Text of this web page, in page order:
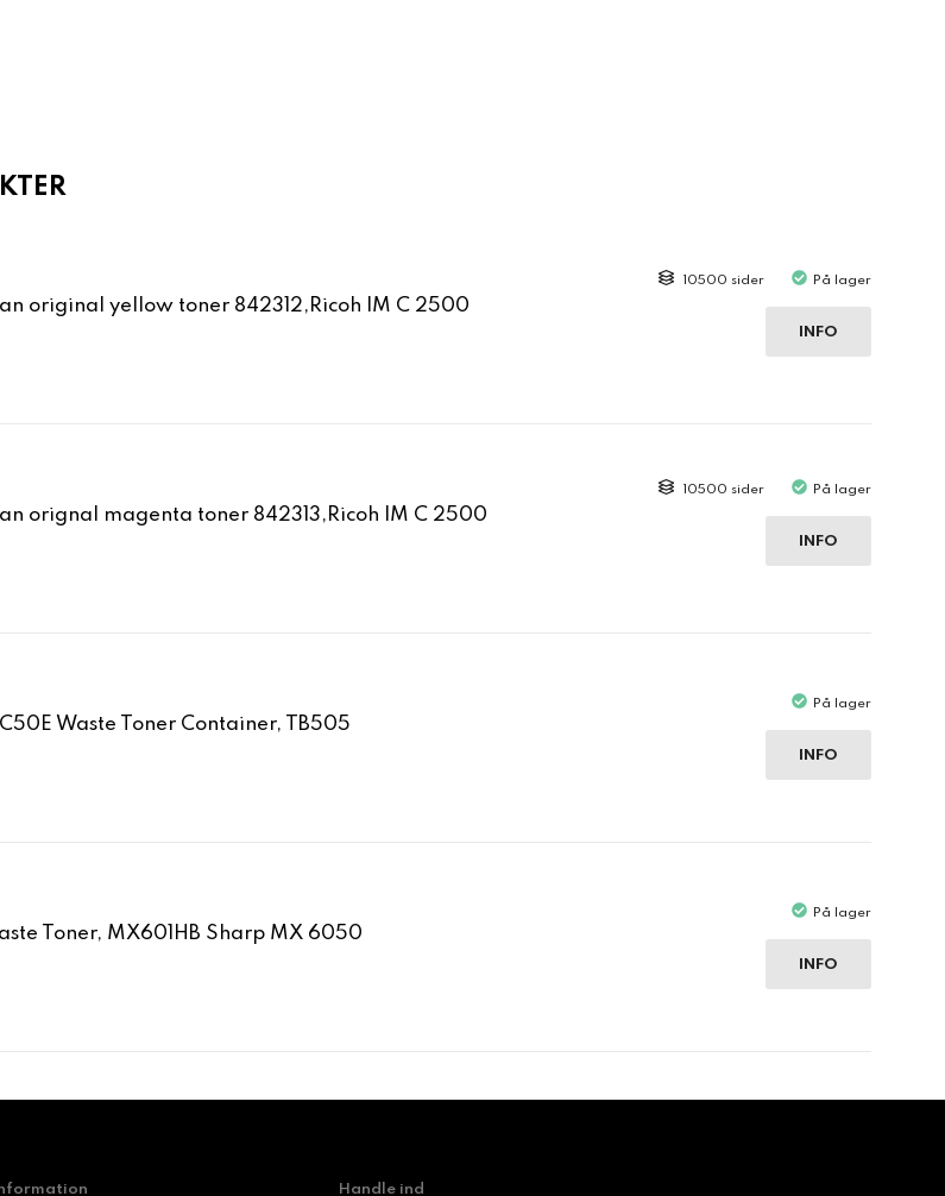
original yellow toner 842312,Ricoh IM C 2500
10500 sider På lager
INFO
orignal magenta toner 842313,Ricoh IM C 2500
10500 sider På lager
INFO
Waste Toner Container, TB505
På lager
INFO
Toner, MX601HB Sharp MX 6050
På lager
INFO
Handle ind